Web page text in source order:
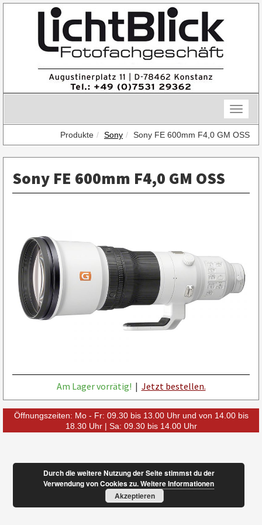
Toggle
Produkte
Sony Sony FE 600mm F4,0 GM OSS
Sony FE 600mm F4,0 GM OSS
Am Lager vorrätig! | Jetzt bestellen.
Öffnungszeiten: Mo - Fr: 09.30 bis 13.00 Uhr und von 14.00 bis
18.30 Uhr | Sa: 09.30 bis 14.00 Uhr
Durch die weitere Nutzung der Seite stimmst du der
Verwendung von Cookies zu.Weitere Informationen
Akzeptieren